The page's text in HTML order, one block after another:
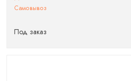
Самовывоз
Под заказ